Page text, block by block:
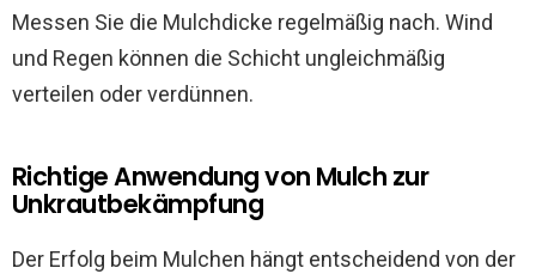
Messen Sie die Mulchdicke regelmäßig nach. Wind
und Regen können die Schicht ungleichmäßig
verteilen oder verdünnen.
Richtige Anwendung von Mulch zur
Unkrautbekämpfung
Der Erfolg beim Mulchen hängt entscheidend von der